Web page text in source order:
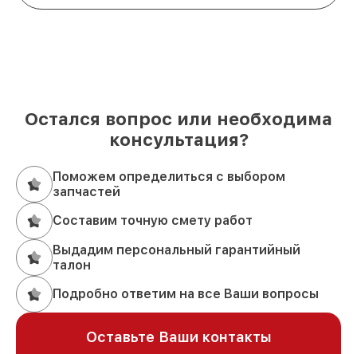
Остался вопрос или необходима
консультация?
Поможем определиться с выбором
запчастей
Составим точную смету работ
Выдадим персональный гарантийный
талон
Подробно ответим на все Ваши вопросы
Оставьте Ваши контакты